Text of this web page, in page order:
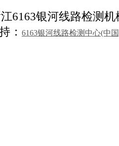
6163银河线路检测机
： 6163银河线路检测中心(中